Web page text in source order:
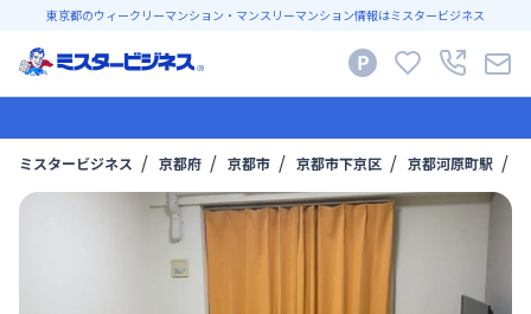
東京都のウィークリーマンション・マンスリーマンション情報はミスタービジネス
ミスタービジネス 京都府 京都市 京都市下京区 京都河原町駅